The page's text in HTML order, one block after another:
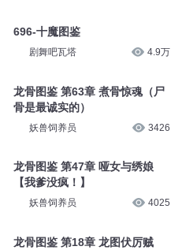
696-十魔图鉴
剧舞吧瓦塔 4.9万
龙骨图鉴 第63章 煮骨惊魂（尸
骨是最诚实的）
妖兽饲养员 3426
龙骨图鉴 第47章 哑女与绣娘
【我爹没疯！】
妖兽饲养员 4025
龙骨图鉴 第18章 龙图伏厉贼